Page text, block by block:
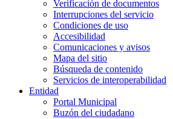
Verificación de documentos
Interrupciones del servicio
Condiciones de uso
Accesibilidad
Comunicaciones y avisos
Mapa del sitio
Búsqueda de contenido
Servicios de interoperabilidad
Entidad
Portal Municipal
Buzón del ciudadano